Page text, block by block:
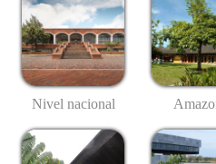
Nivel nacional